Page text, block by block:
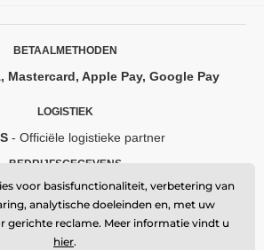
BETAALMETHODEN
Mastercard, Apple Pay, Google Pay
LOGISTIEK
- Officiële logistieke partner
BEDRIJFSGEGEVENS
Momanio s.r.o.
14, 747 18, Píšť, Czech Republic
VAT: CZ09604707
info@momanio.nl
voor basisfunctionaliteit, verbetering van
analytische doeleinden en, met uw
gerichte reclame. Meer informatie vindt u
hier.